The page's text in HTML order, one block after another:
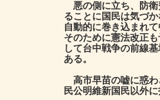
悪の側に立ち、防衛
ることに国民は気づ
自動的に巻き込まれ
そのために憲法改正
して台中戦争の前線
ある。
高市早苗の嘘に惑わ
民公明維新国民以外